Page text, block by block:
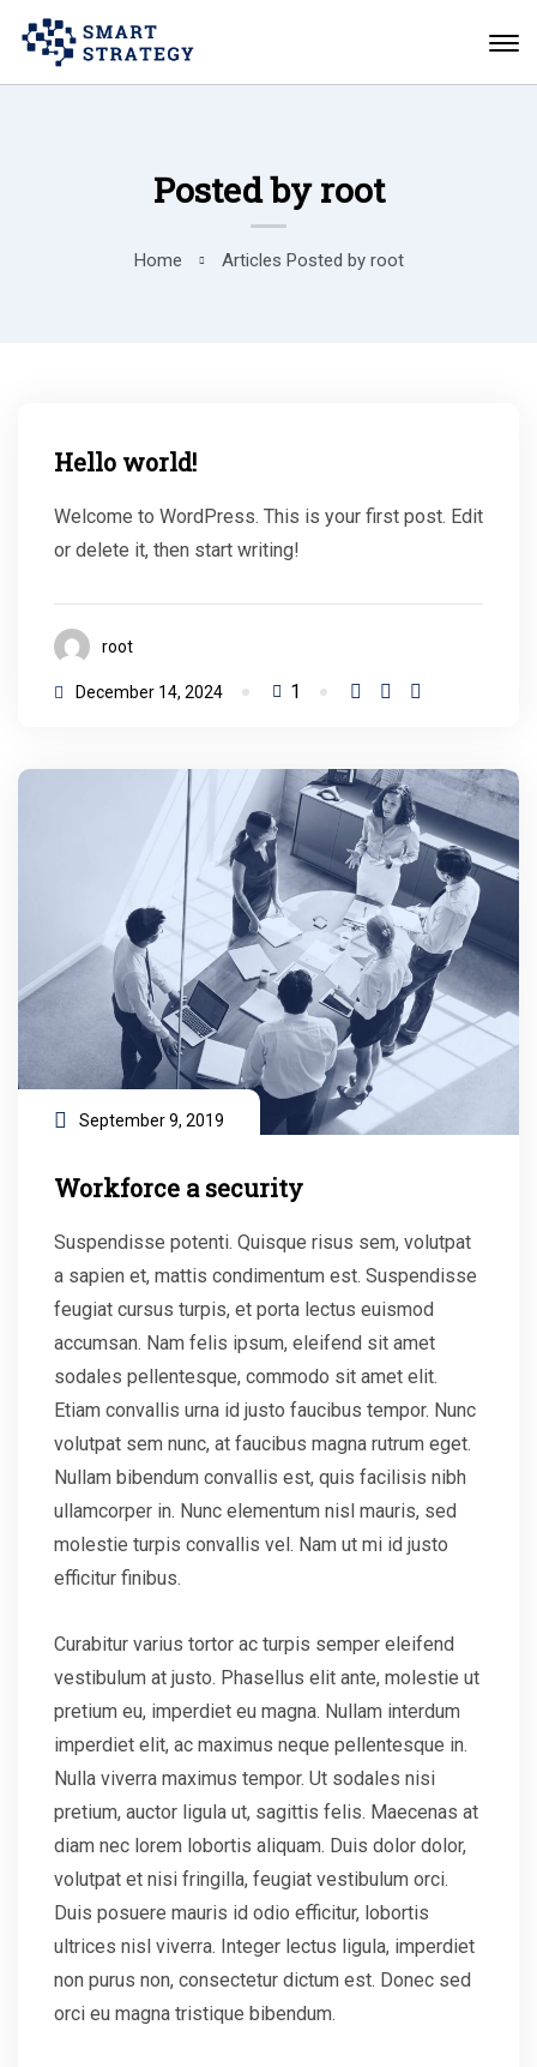
Posted by root
Home Articles Posted by root
Hello world!
Welcome to WordPress. This is your first post. Edit
or delete it, then start writing!
root
December 14, 2024 1
September 9, 2019
Workforce a security
Suspendisse potenti. Quisque risus sem, volutpat
a sapien et, mattis condimentum est. Suspendisse
feugiat cursus turpis, et porta lectus euismod
accumsan. Nam felis ipsum, eleifend sit amet
sodales pellentesque, commodo sit amet elit.
Etiam convallis urna id justo faucibus tempor. Nunc
volutpat sem nunc, at faucibus magna rutrum eget.
Nullam bibendum convallis est, quis facilisis nibh
ullamcorper in. Nunc elementum nisl mauris, sed
molestie turpis convallis vel. Nam ut mi id justo
efficitur finibus.
Curabitur varius tortor ac turpis semper eleifend
vestibulum at justo. Phasellus elit ante, molestie ut
pretium eu, imperdiet eu magna. Nullam interdum
imperdiet elit, ac maximus neque pellentesque in.
Nulla viverra maximus tempor. Ut sodales nisi
pretium, auctor ligula ut, sagittis felis. Maecenas at
diam nec lorem lobortis aliquam. Duis dolor dolor,
volutpat et nisi fringilla, feugiat vestibulum orci.
Duis posuere mauris id odio efficitur, lobortis
ultrices nisl viverra. Integer lectus ligula, imperdiet
non purus non, consectetur dictum est. Donec sed
orci eu magna tristique bibendum.